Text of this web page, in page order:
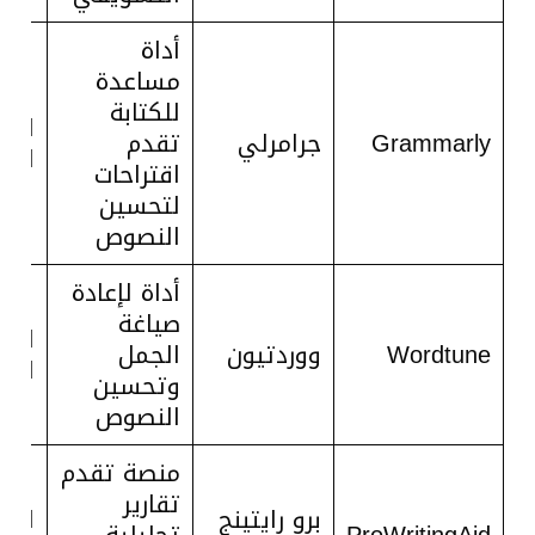
Grammarly جرامرلي
أداة
مساعدة
للكتابة
تقدم
اقتراحات
لتحسين
النصوص
Wordtune ووردتيون
أداة لإعادة
صياغة
الجمل
وتحسين
النصوص
برو رايتينج
منصة تقدم
تقارير